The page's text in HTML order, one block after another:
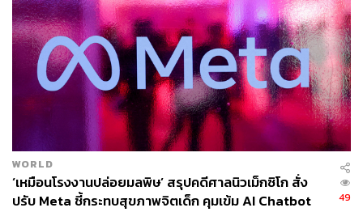
TAGS: Donald Trump USA White House
อาวุธปืน
ประธานาธิบดีสหรัฐฯ
171
WORLD
‘เหมือนโรงงานปล่อยมลพิษ’ สรุปคดีศาลนิวเม็กซิโก สั่ง
ปรับ Meta ชี้กระทบสุขภาพจิตเด็ก คุมเข้ม AI Chatbot
49